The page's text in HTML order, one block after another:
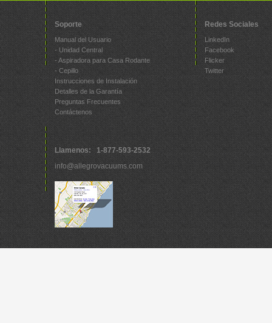
Soporte
Manual del Usuario
- Unidad Central
- Aspiradora para Casa Rodante
- Cepillo
Instrucciones de Instalación
Detalles de la Garantía
Preguntas Frecuentes
Contáctenos
Redes Sociales
LinkedIn
Facebook
Flicker
Twitter
Llamenos: 1-877-593-2532
info@allegrovacuums.com